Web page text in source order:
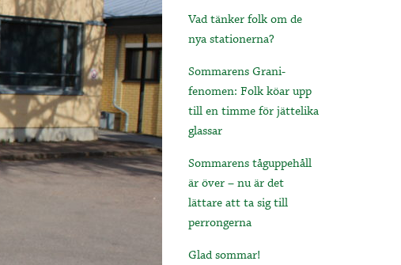
Vad tänker folk om de
nya stationerna?
Sommarens Grani-
fenomen: Folk köar upp
till en timme för jättelika
glassar
Sommarens tåguppehåll
är över – nu är det
lättare att ta sig till
perrongerna
Glad sommar!